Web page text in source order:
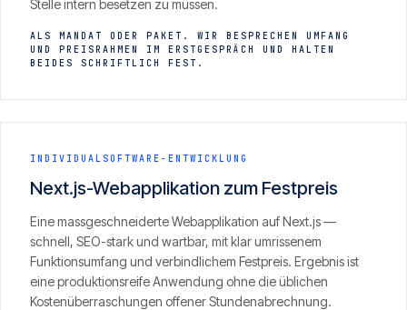
Stelle intern besetzen zu müssen.
ALS MANDAT ODER PAKET. WIR BESPRECHEN UMFANG
UND PREISRAHMEN IM ERSTGESPRÄCH UND HALTEN
BEIDES SCHRIFTLICH FEST.
INDIVIDUALSOFTWARE-ENTWICKLUNG
Next.js-Webapplikation zum Festpreis
Eine massgeschneiderte Webapplikation auf Next.js —
schnell, SEO-stark und wartbar, mit klar umrissenem
Funktionsumfang und verbindlichem Festpreis. Ergebnis ist
eine produktionsreife Anwendung ohne die üblichen
Kostenüberraschungen offener Stundenabrechnung.